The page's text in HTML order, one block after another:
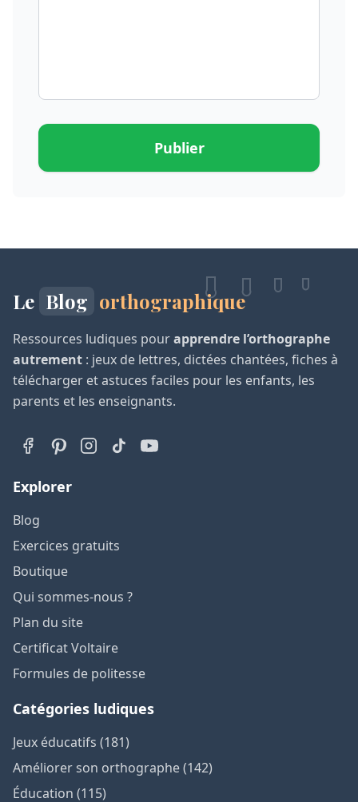
Publier
Le Blog orthographique
Ressources ludiques pourapprendre l’orthographe
autrement : jeux de lettres, dictées chantées, fiches à
télécharger et astuces faciles pour les enfants, les
parents et les enseignants.
Explorer
Blog
Exercices gratuits
Boutique
Qui sommes-nous ?
Plan du site
Certificat Voltaire
Formules de politesse
Catégories ludiques
Jeux éducatifs (181)
Améliorer son orthographe (142)
Éducation (115)